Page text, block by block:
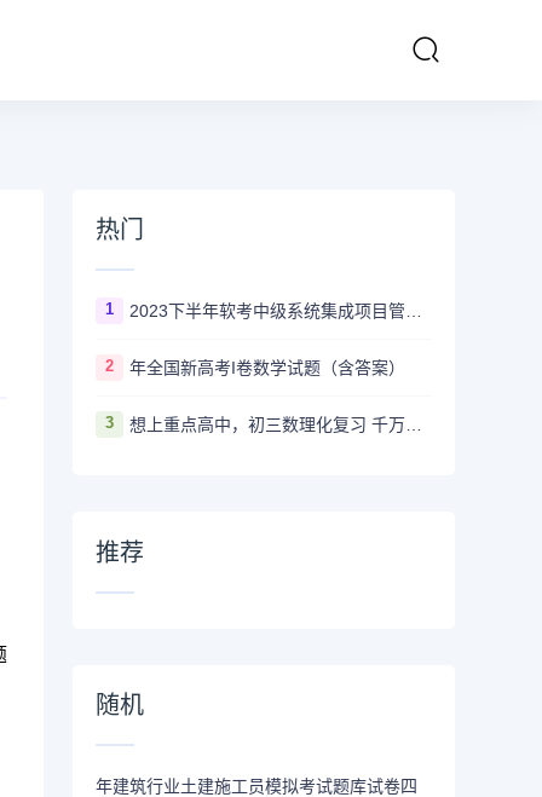
热门
1 2023下半年软考中级系统集成项目管理工程师多长时间出成绩
2 年全国新高考I卷数学试题（含答案）
3 想上重点高中，初三数理化复习 千万不要盲目刷真题卷和模拟卷！
推荐
随机
年建筑行业土建施工员模拟考试题库试卷四